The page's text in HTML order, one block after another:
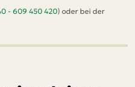
- 609 450 420) oder bei der